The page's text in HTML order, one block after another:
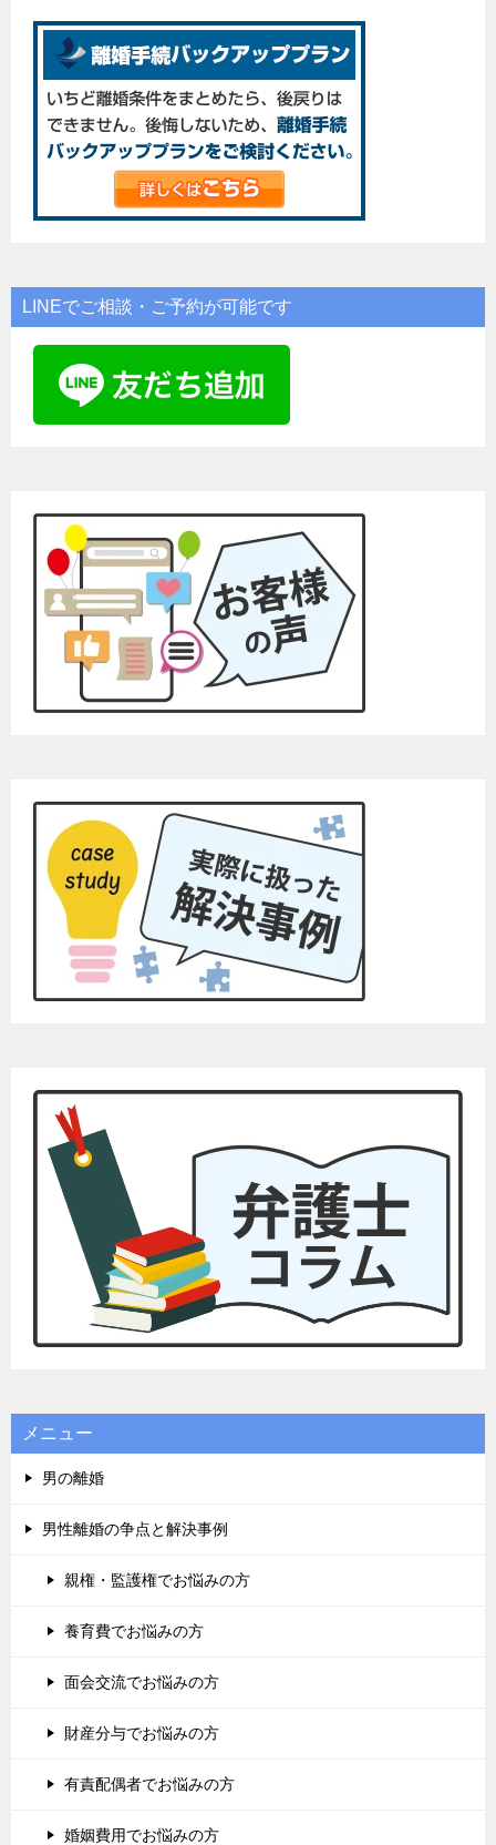
LINEでご相談・ご予約が可能です
メニュー
男の離婚
男性離婚の争点と解決事例
親権・監護権でお悩みの方
養育費でお悩みの方
面会交流でお悩みの方
財産分与でお悩みの方
有責配偶者でお悩みの方
婚姻費用でお悩みの方